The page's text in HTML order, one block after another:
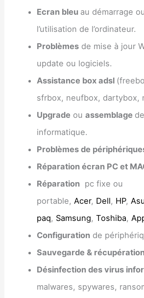
Ecran bleu au démarrage
l’utilisation de l’ordinateur.
Problèmesde mise à jour
update ou logiciels.
Assistance box adsl
sfrbox, neufbox, dartybox,
Upgrade ou assemblage
informatique.
Problèmes de
Réparation écran PC et
Réparationpc fixe ou
portable, Acer, Dell, HP,
paq, Samsung, Toshiba,
Configurationde
Sauvegarde &
Désinfection des virus
malwares, spywares,